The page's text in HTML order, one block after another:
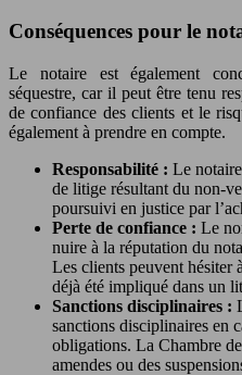
Conséquences pour le
Le notaire est également
séquestre, car il peut être tenu
de confiance des clients et le
également à prendre en compte.
Responsabilité : Le
de litige résultant du non-
poursuivi en justice par
Perte de confiance : Le
nuire à la réputation du
Les clients peuvent hésiter
déjà été impliqué dans un
Sanctions disciplinaires :
sanctions disciplinaires en
obligations. La Chambre
amendes ou des